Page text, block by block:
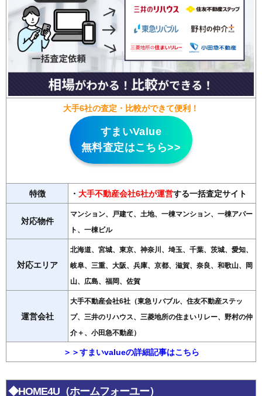
大手6社の査定・比較ができて便利！
すまいValue
無料査定はこちら>>
特徴 ・ 大手不動産会社6社が運営する一括査定サイト
対応物件
マンション、戸建て、土地、一棟マンション、一棟アパー
ト、一棟ビル
対応エリア
北海道、宮城、東京、神奈川、埼玉、千葉、茨城、愛知、
岐阜、三重、大阪、兵庫、京都、滋賀、奈良、和歌山、岡
山、広島、福岡、佐賀
運営会社
大手不動産会社6社（東急リバブル、住友不動産ステッ
プ、三井のリハウス、三菱地所の住まいリレー、野村の仲
介＋、小田急不動産）
＞＞すまいvalueの詳細記事はこちら
◆HOME4U（ホームフォーユー）